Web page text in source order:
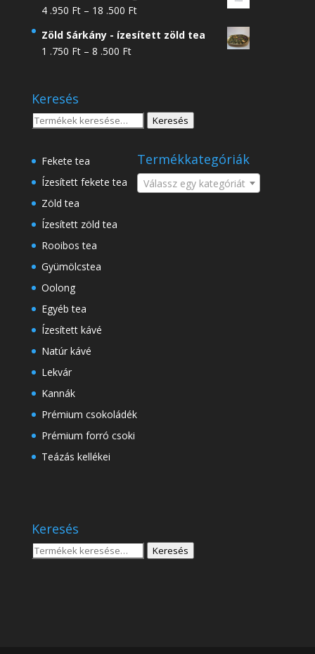
4 .950 Ft – 18 .500 FtÁrtartomány:
.950 Ft
Zöld Sárkány - ízesített zöld tea
1 .750 Ft – 8 .500 FtÁrtartomány:
8
.500 Ft
Keresés
Keresés
Keresés
Fekete tea
Ízesített fekete tea
Zöld tea
Ízesített zöld tea
Rooibos tea
Gyümölcstea
Oolong
Egyéb tea
Ízesített kávé
Natúr kávé
Lekvár
Kannák
Prémium csokoládék
Prémium forró csoki
Teázás kellékei
Termékkategóriák
Válassz egy kategóriát
Keresés
Keresés
Keresés